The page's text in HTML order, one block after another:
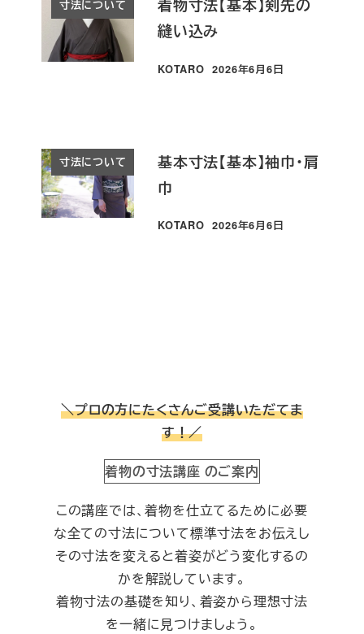
寸法について
着物寸法【基本】剣先の
縫い込み
KOTARO
投稿日
2026年6月6日
寸法について
基本寸法【基本】袖巾・肩
巾
KOTARO
投稿日
2026年6月6日
＼プロの方にたくさんご受講いただてま
す！／
着物の寸法講座 のご案内
この講座では、着物を仕立てるために必要
な全ての寸法について標準寸法をお伝えし
その寸法を変えると着姿がどう変化するの
かを解説しています。
着物寸法の基礎を知り、着姿から理想寸法
を一緒に見つけましょう。